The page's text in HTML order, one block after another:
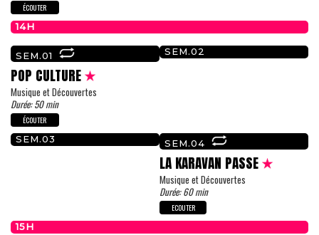
ÉCOUTER
14H
SEM.01
POP CULTURE
Musique et Découvertes
Durée: 50 min
ÉCOUTER
SEM.02
SEM.03 SEM.04
LA KARAVAN PASSE
Musique et Découvertes
Durée: 60 min
ECOUTER
15H